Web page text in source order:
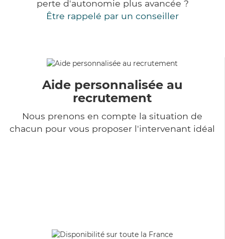
perte d'autonomie plus avancée ?
Être rappelé par un conseiller
Aide personnalisée au
recrutement
Nous prenons en compte la situation de
chacun pour vous proposer l'intervenant idéal